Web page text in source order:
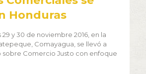
Honduras
29 y 30 de noviembre 2016, en la
Comayagua, se llevó a
sobre Comercio Justo con enfoque